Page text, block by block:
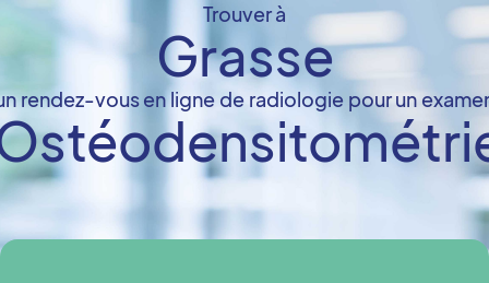
Trouver à
Grasse
rendez-vous en ligne de radiologie pour un